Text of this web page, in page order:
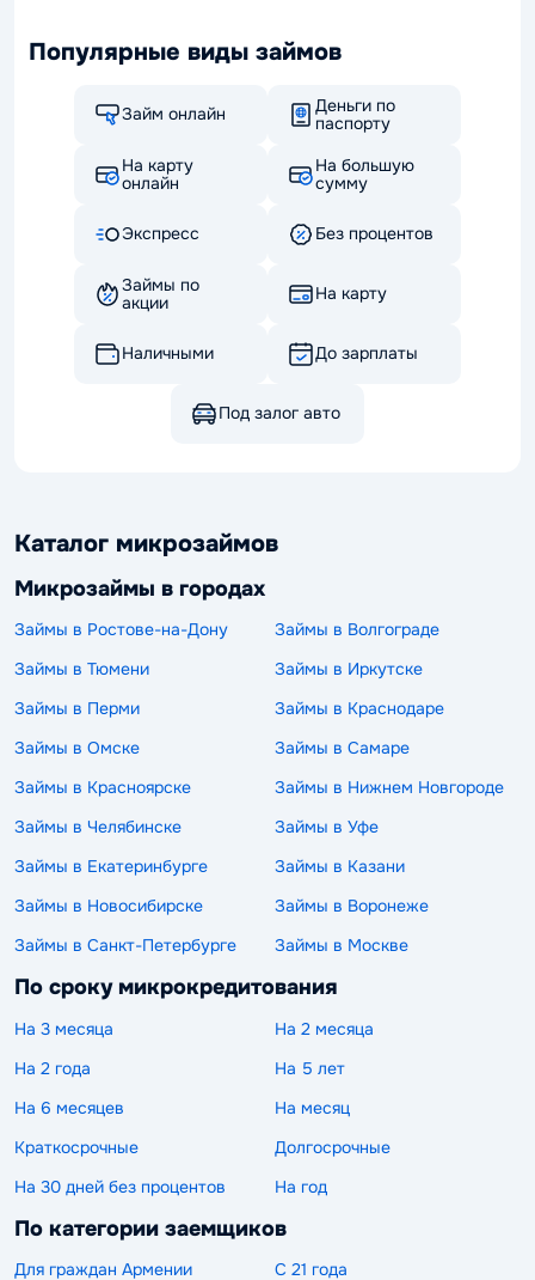
Популярные виды займов
Займ онлайн
Деньги по
паспорту
На карту
онлайн
На большую
сумму
Экспресс Без процентов
Займы по
акции
На карту
Наличными До зарплаты
Под залог авто
Каталог микрозаймов
Микрозаймы в городах
Займы в Ростове-на-Дону
Займы в Волгограде
Займы в Тюмени
Займы в Иркутске
Займы в Перми
Займы в Краснодаре
Займы в Омске
Займы в Самаре
Займы в Красноярске
Займы в Нижнем Новгороде
Займы в Челябинске
Займы в Уфе
Займы в Екатеринбурге
Займы в Казани
Займы в Новосибирске
Займы в Воронеже
Займы в Санкт-Петербурге
Займы в Москве
По сроку микрокредитования
На 3 месяца
На 2 месяца
На 2 года
На 5 лет
На 6 месяцев
На месяц
Краткосрочные
Долгосрочные
На 30 дней без процентов
На год
По категории заемщиков
Для граждан Армении С 21 года